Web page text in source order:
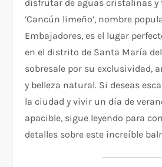
disfrutar de aguas cristalinas y
‘Cancún limeño’, nombre
Embajadores, es el lugar
en el distrito de Santa María
sobresale por su exclusividad,
y belleza natural. Si deseas
la ciudad y vivir un día de
apacible, sigue leyendo para
detalles sobre este increíble